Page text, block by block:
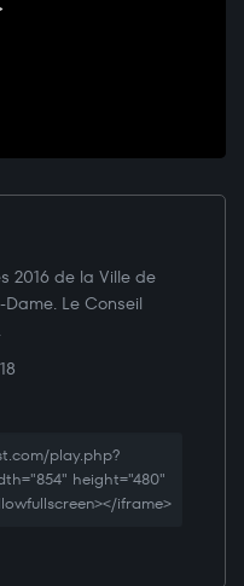
2016 de la Ville de
Le Conseil
play.php?
height="480"
iframe>